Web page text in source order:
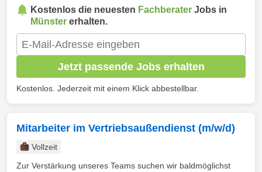
Kostenlos die neuesten Fachberater Jobs in
Münster erhalten.
Jetzt passende Jobs erhalten
Kostenlos. Jederzeit mit einem Klick abbestellbar.
Mitarbeiter im Vertriebsaußendienst (m/w/d)
Vollzeit
Zur Verstärkung unseres Teams suchen wir baldmöglichst